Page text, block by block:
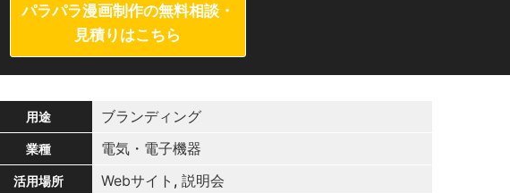
パラパラ漫画制作の無料相談・
見積りはこちら
用途 ブランディング
業種 電気・電子機器
活用場所 Webサイト , 説明会